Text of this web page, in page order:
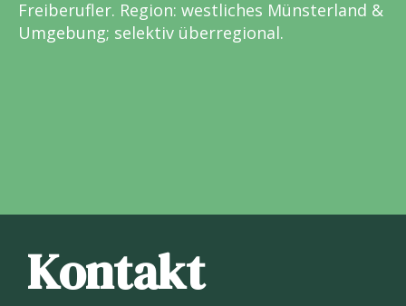
Freiberufler. Region: westliches Münsterland &
Umgebung; selektiv überregional.
Kontakt